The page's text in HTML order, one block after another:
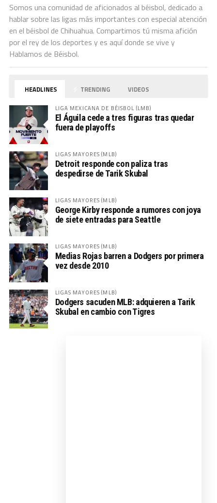
Somos una comunidad de aficionados al béisbol, dedicado a
hablar sobre las ligas más importantes con especial atención
en el béisbol de Chihuahua. Compartimos tú misma afición
por el rey de los deportes y es aquí donde se vive y
Hablamos de Béisbol.
HEADLINES TRENDING VIDEOS
LIGA MEXICANA DE BÉISBOL (LMB)
El Águila cede a tres figuras tras quedar
fuera de playoffs
LIGAS MAYORES (MLB)
Detroit responde con paliza tras
despedirse de Tarik Skubal
LIGAS MAYORES (MLB)
George Kirby responde a rumores con joya
de siete entradas para Seattle
LIGAS MAYORES (MLB)
Medias Rojas barren a Dodgers por primera
vez desde 2010
LIGAS MAYORES (MLB)
Dodgers sacuden MLB: adquieren a Tarik
Skubal en cambio con Tigres